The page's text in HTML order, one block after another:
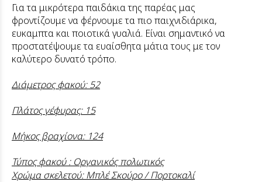
Για τα μικρότερα παιδάκια της παρέας μας
φροντίζουμε να φέρνουμε τα πιο παιχνιδιάρικα,
ευκαμπτα και ποιοτικά γυαλιά. Είναι σημαντικό να
προστατέψουμε τα ευαίσθητα μάτια τους με τον
καλύτερο δυνατό τρόπο.
Διάμετρος φακού: 52
Πλάτος γέφυρας: 15
Μήκος βραχίονα: 124
Τύπος φακού : Οργανικός πολωτικός
Χρώμα σκελετού: Μπλέ Σκούρο / Πορτοκαλί